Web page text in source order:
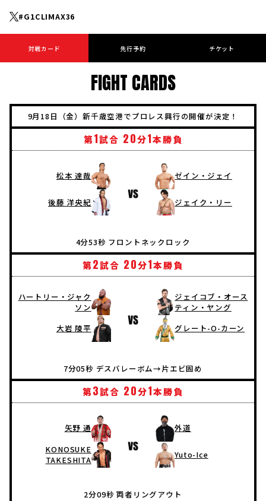
#G1CLIMAX36
対戦カード 先行予約 チケット
FIGHT CARDS
9月18日（金）新千歳空港でプロレス興行の開催が決定！
第1試合 20分1本勝負
松本 達哉
後藤 洋央紀
ゼイン・ジェイ
ジェイク・リー
4分53秒 フロントネックロック
第2試合 20分1本勝負
ハートリー・ジャク
ソン
大岩 陵平
ジェイコブ・オース
ティン・ヤング
グレート-O-カーン
7分05秒 デスバレーボム→片エビ固め
第3試合 20分1本勝負
矢野 通
KONOSUKE
TAKESHITA
外道
Yuto-Ice
2分09秒 両者リングアウト